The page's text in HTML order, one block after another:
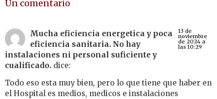
Un comentario
Mucha eficiencia energetica y poca
eficiencia sanitaria. No hay
instalaciones ni personal suficiente y
cualificado. dice:
13 de
noviembre
de 2024 a
las 10:29
Todo eso esta muy bien, pero lo que tiene que haber en
el Hospital es medios, medicos e instalaciones